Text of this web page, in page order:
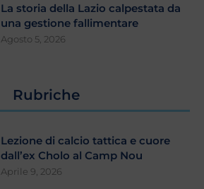
La storia della Lazio calpestata da
una gestione fallimentare
Agosto 5, 2026
Rubriche
Lezione di calcio tattica e cuore
dall’ex Cholo al Camp Nou
Aprile 9, 2026